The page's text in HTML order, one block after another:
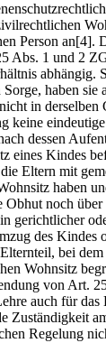
Person an[4].
Abs. 1 und 2
abhängig.
haben sie
in derselben
keine
dessen
eines Kindes
Eltern mit
haben
Obhut noch
gerichtlicher
des Kindes
bei
Wohnsitz
von Art.
auch für
Zuständigkeit
Regelung